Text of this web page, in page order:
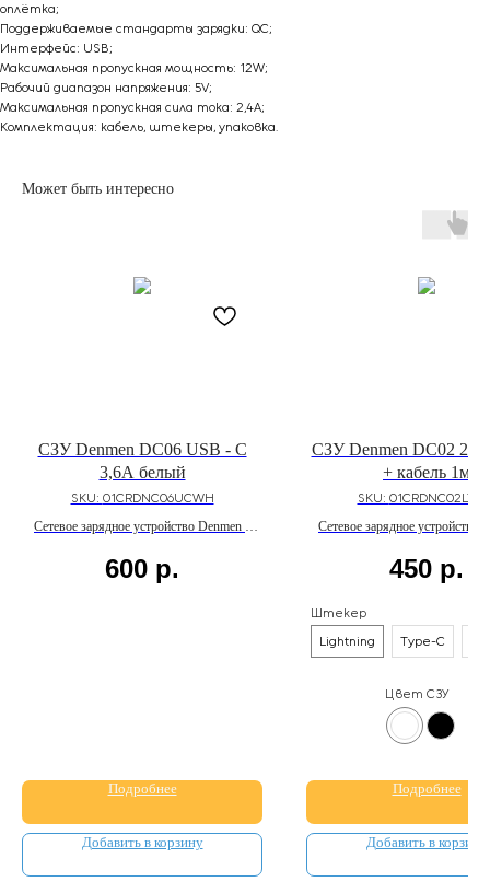
оплётка;
Поддерживаемые стандарты зарядки: QC;
Интерфейс: USB;
Максимальная пропускная мощность: 12W;
Рабочий диапазон напряжения: 5V;
Максимальная пропускная сила тока: 2,4A;
Комплектация: кабель, штекеры, упаковка.
Может быть интересно
СЗУ Denmen DC06 USB - C
3,6A белый
SKU: 01CRDNC06UCWH
Сетевое зарядное устройство Denmen с
поддержкой быстрой зарядки Power
Delivery 3.0
600 р.
Подробнее
Добавить в корзину
СЗУ Denmen DC02
+ кабель 1м
SKU:
Сетевое зарядное устройство
кабелем длиной 1м
450 р.
Штекер
Lightning
Type-C
Цвет СЗУ
Подробнее
Добавить в корзину